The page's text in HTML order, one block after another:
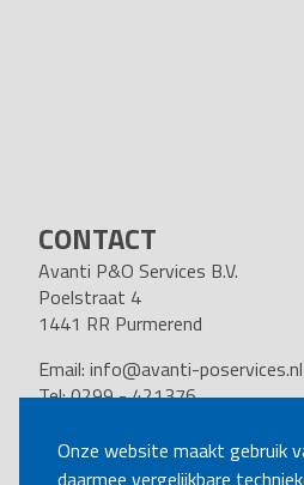
Onze website maakt gebruik
daarmee vergelijkbare
CONTACT
Avanti P&O Services B.V.
Poelstraat 4
1441 RR Purmerend
Email: info@avanti-poservices.nl
Tel: 0299 - 421376
Kvk nummer: 37140121